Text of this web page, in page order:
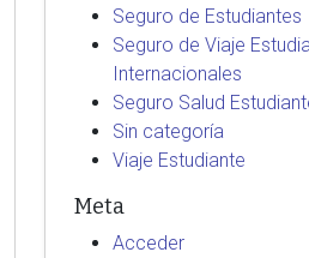
Seguro de Estudiantes
Seguro de Viaje
Internacionales
Seguro Salud
Sin categoría
Viaje Estudiante
Meta
Acceder